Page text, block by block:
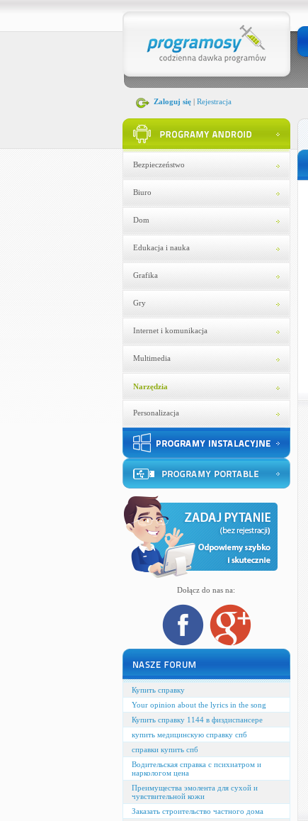
Zaloguj się| Rejestracja
Bezpieczeństwo
Biuro
Dom
Edukacja i nauka
Grafika
Gry
Internet i komunikacja
Multimedia
Narzędzia
Personalizacja
Dołącz do nas na:
Купить справку
Your opinion about the lyrics in the song
Купить справку 1144 в физдиспансере
купить медицинскую справку спб
справки купить спб
Водительская справка с психиатром и
наркологом цена
Преимущества эмолента для сухой и
чувствительной кожи
Заказать строительство частного дома